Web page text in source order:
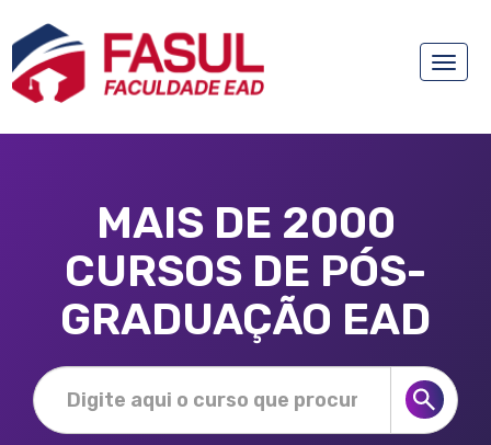
Toggle
MAIS DE 2000
CURSOS DE PÓS-
GRADUAÇÃO EAD